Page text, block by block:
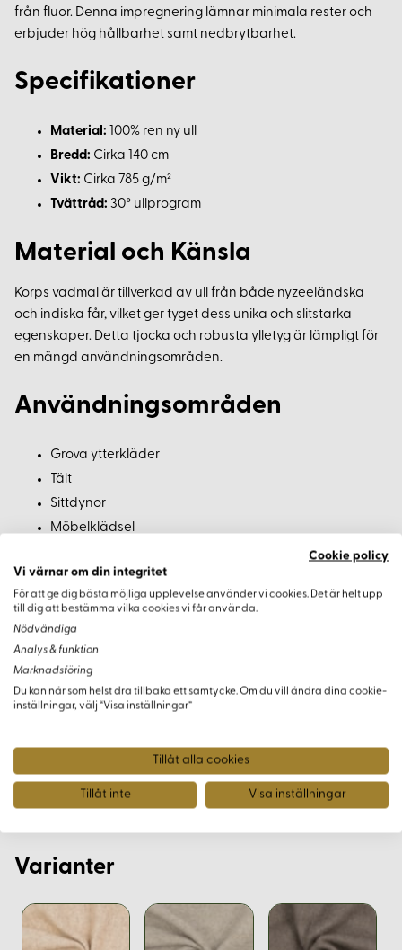
från fluor. Denna impregnering lämnar minimala rester och
erbjuder hög hållbarhet samt nedbrytbarhet.
Specifikationer
Material: 100% ren ny ull
Bredd: Cirka 140 cm
Vikt: Cirka 785 g/m²
Tvättråd: 30° ullprogram
Material och Känsla
Korps vadmal är tillverkad av ull från både nyzeeländska
och indiska får, vilket ger tyget dess unika och slitstarka
egenskaper. Detta tjocka och robusta ylletyg är lämpligt för
en mängd användningsområden.
Användningsområden
Grova ytterkläder
Tält
Sittdynor
Möbelklädsel
Ljuddämpning
Tillverkningsmetod
Enligt indiska stadgar betraktas dessa tyger som
handvävda. De tillverkas med en mekanisk vävstol som styrs
manuellt, vilket ger varje tyg sin egen unika kvalitet och
Varianter
Cookie policy
Vi värnar om din integritet
För att ge dig bästa möjliga upplevelse använder vi cookies. Det är helt upp
till dig att bestämma vilka cookies vi får använda.
Nödvändiga
Analys & funktion
Marknadsföring
Du kan när som helst dra tillbaka ett samtycke. Om du vill ändra dina cookie-
inställningar, välj “Visa inställningar”
Tillåt alla cookies
Tillåt inte Visa inställningar